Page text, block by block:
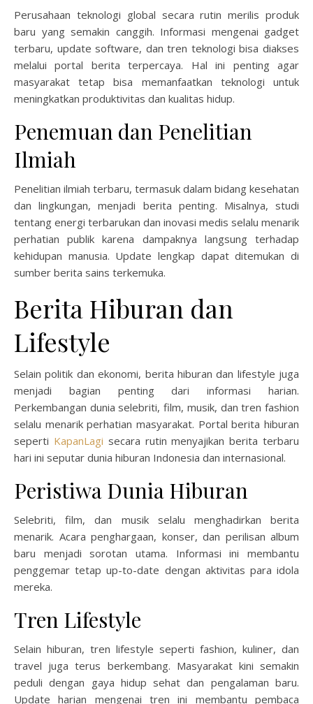
Perusahaan teknologi global secara rutin merilis produk
baru yang semakin canggih. Informasi mengenai gadget
terbaru, update software, dan tren teknologi bisa diakses
melalui portal berita terpercaya. Hal ini penting agar
masyarakat tetap bisa memanfaatkan teknologi untuk
meningkatkan produktivitas dan kualitas hidup.
Penemuan dan Penelitian
Ilmiah
Penelitian ilmiah terbaru, termasuk dalam bidang kesehatan
dan lingkungan, menjadi berita penting. Misalnya, studi
tentang energi terbarukan dan inovasi medis selalu menarik
perhatian publik karena dampaknya langsung terhadap
kehidupan manusia. Update lengkap dapat ditemukan di
sumber berita sains terkemuka.
Berita Hiburan dan
Lifestyle
Selain politik dan ekonomi, berita hiburan dan lifestyle juga
menjadi bagian penting dari informasi harian.
Perkembangan dunia selebriti, film, musik, dan tren fashion
selalu menarik perhatian masyarakat. Portal berita hiburan
seperti KapanLagi secara rutin menyajikan berita terbaru
hari ini seputar dunia hiburan Indonesia dan internasional.
Peristiwa Dunia Hiburan
Selebriti, film, dan musik selalu menghadirkan berita
menarik. Acara penghargaan, konser, dan perilisan album
baru menjadi sorotan utama. Informasi ini membantu
penggemar tetap up-to-date dengan aktivitas para idola
mereka.
Tren Lifestyle
Selain hiburan, tren lifestyle seperti fashion, kuliner, dan
travel juga terus berkembang. Masyarakat kini semakin
peduli dengan gaya hidup sehat dan pengalaman baru.
Update harian mengenai tren ini membantu pembaca